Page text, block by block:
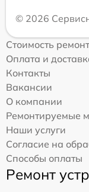
© 2026
Стоимость
Оплата и
Контакты
Вакансии
О компании
Ремонтируемые
Наши услуги
Согласие на
Способы оплаты
Ремонт